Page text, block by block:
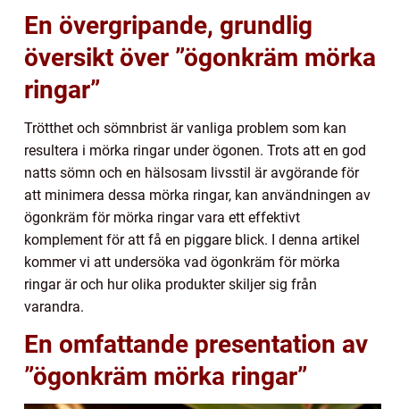
En övergripande, grundlig
översikt över ”ögonkräm mörka
ringar”
Trötthet och sömnbrist är vanliga problem som kan
resultera i mörka ringar under ögonen. Trots att en god
natts sömn och en hälsosam livsstil är avgörande för
att minimera dessa mörka ringar, kan användningen av
ögonkräm för mörka ringar vara ett effektivt
komplement för att få en piggare blick. I denna artikel
kommer vi att undersöka vad ögonkräm för mörka
ringar är och hur olika produkter skiljer sig från
varandra.
En omfattande presentation av
”ögonkräm mörka ringar”